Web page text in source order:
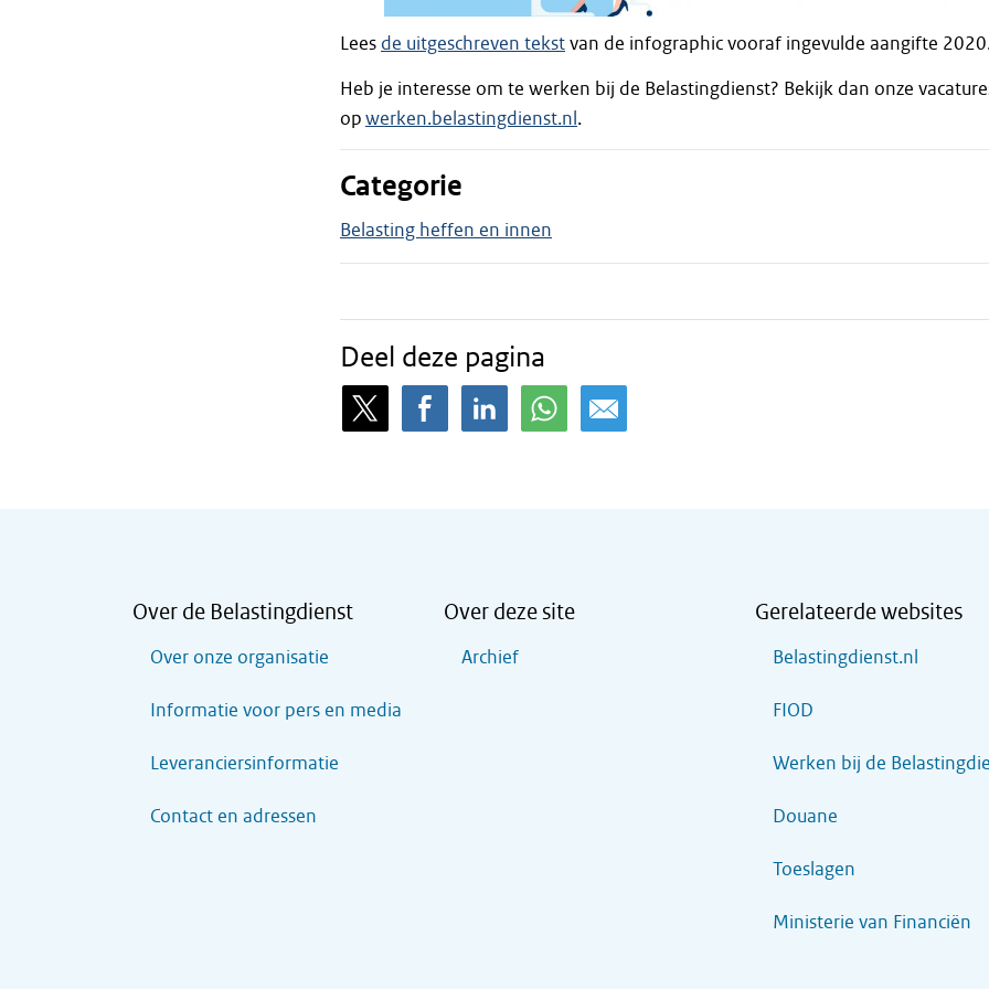
Lees de uitgeschreven tekstvan de infographic vooraf ingevulde aangifte
Heb je interesse om te werken bij de Belastingdienst? Bekijk dan onze
opwerken.belastingdienst.nl .
Categorie
Belasting heffen en innen
Deel deze pagina
Over de Belastingdienst
Over onze organisatie
Informatie voor pers en media
Leveranciersinformatie
Contact en adressen
Over deze site
Archief
Gerelateerde websites
Belastingdienst.nl
FIOD
Werken bij de
Douane
Toeslagen
Ministerie van Financiën